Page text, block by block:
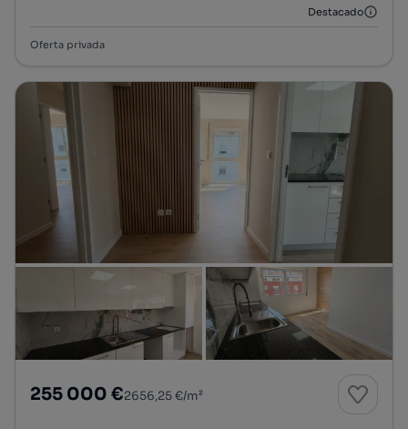
Destacado
Oferta privada
255 000 €2656,25 €/m²